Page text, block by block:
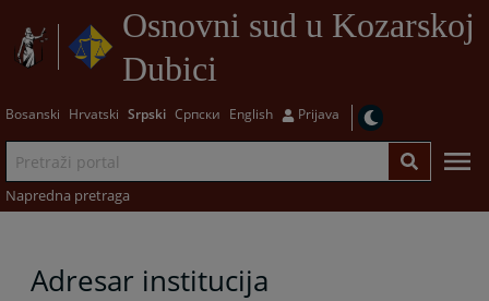
Osnovni sud u Kozarskoj
Dubici
Bosanski Hrvatski Srpski Српски English Prijava
Napredna pretraga
Adresar institucija